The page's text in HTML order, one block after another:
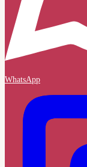
WhatsApp